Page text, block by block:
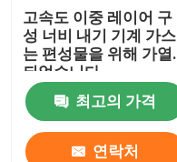
직물 완성 가공기
텐터 프레임 기계
직물 염색 기계
고속도 이중 레이어 구
성 너비 내기 기계 가스
는 편성물을 위해 가열
되었습니다
최고의 가격
연락처